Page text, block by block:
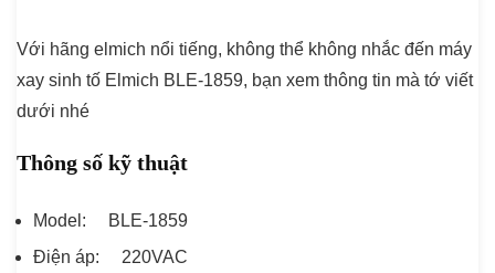
Với hãng elmich nổi tiếng, không thể không nhắc đến máy
xay sinh tố Elmich BLE-1859, bạn xem thông tin mà tớ viết
dưới nhé
Thông số kỹ thuật
Model: BLE-1859
Điện áp: 220VAC